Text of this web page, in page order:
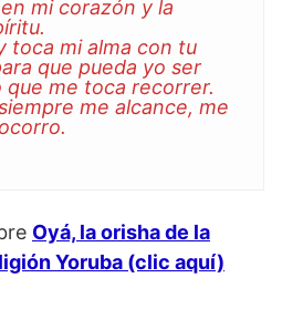
mi corazón y la
toca mi alma con tu
que pueda yo ser
que me toca recorrer.
me alcance, me
Oyá, la orisha de la
Yoruba (clic aquí)